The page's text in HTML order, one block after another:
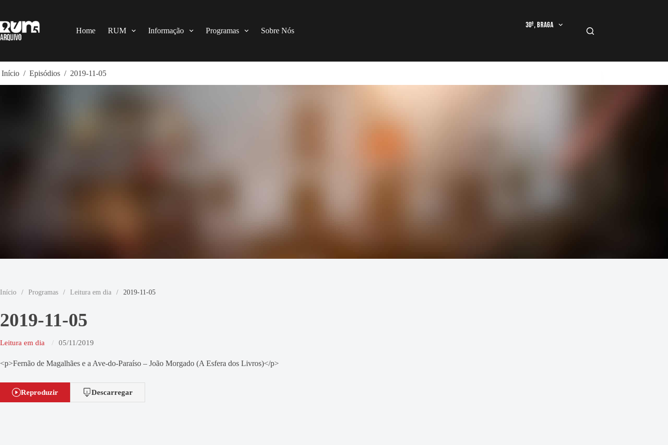
o
conteúdo
Home RUM Informação Programas Sobre Nós
30º, Braga
Início / Episódios / 2019-11-05
Início / Programas / Leitura em dia / 2019-11-05
2019-11-05
Leitura em dia 05/11/2019
<p>Fernão de Magalhães e a Ave-do-Paraíso – João Morgado (A Esfera dos Livros)</p>
Reproduzir Descarregar